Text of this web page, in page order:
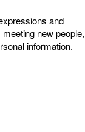
and
new people,
information.